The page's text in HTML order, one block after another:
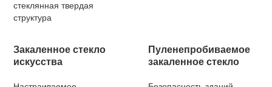
стеклянная твердая
структура
Закаленное стекло
искусства
Пуленепробиваемое
закаленное стекло